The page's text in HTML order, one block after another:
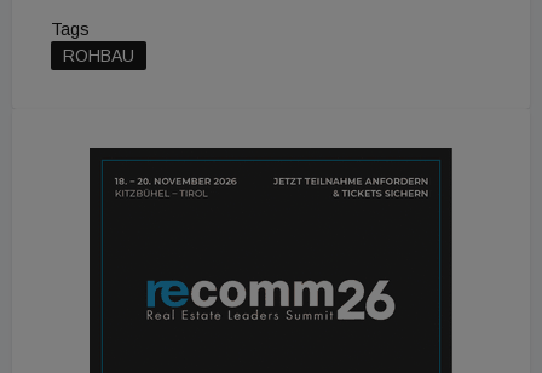
Tags
ROHBAU